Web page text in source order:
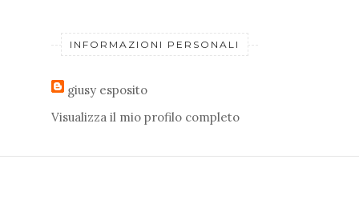
INFORMAZIONI PERSONALI
giusy esposito
Visualizza il mio profilo completo